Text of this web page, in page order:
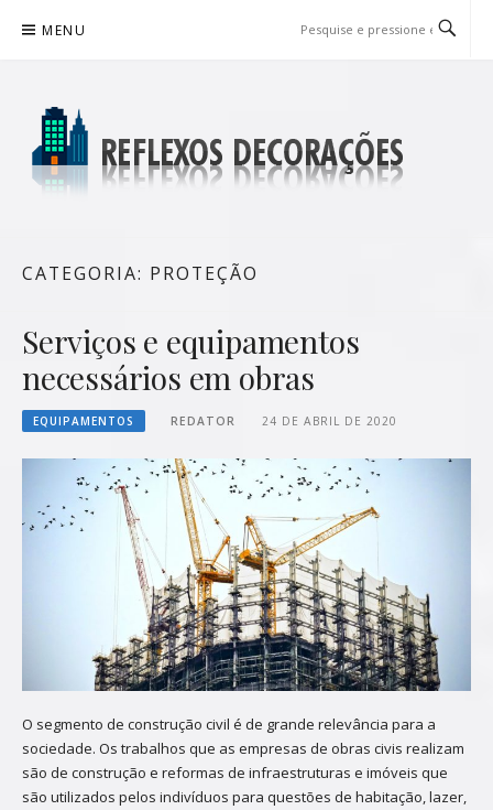
para
MENU
CATEGORIA: PROTEÇÃO
Serviços e equipamentos
necessários em obras
EQUIPAMENTOS REDATOR 24 DE ABRIL DE 2020
O segmento de construção civil é de grande relevância para a
sociedade. Os trabalhos que as empresas de obras civis realizam
são de construção e reformas de infraestruturas e imóveis que
são utilizados pelos indivíduos para questões de habitação, lazer,